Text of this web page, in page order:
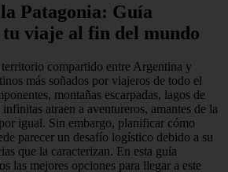
Patagonia: Guía
viaje al fin del mundo
territorio compartido entre Argentina y
más soñados por viajeros de todo el
montañas escarpadas, lagos de
atraen a aventureros, amantes de la
igual. Sin embargo, planificar cómo
parecer un desafío logístico debido a su
que la caracterizan. En esta guía
las mejores opciones para llegar a este